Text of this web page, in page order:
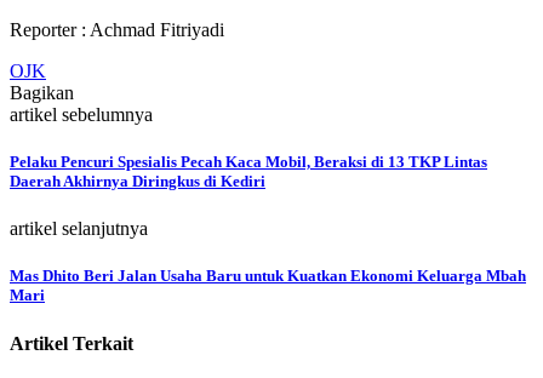
Reporter : Achmad Fitriyadi
OJK
Bagikan
artikel sebelumnya
Pelaku Pencuri Spesialis Pecah Kaca Mobil, Beraksi di 13 TKP Lintas
Daerah Akhirnya Diringkus di Kediri
artikel selanjutnya
Mas Dhito Beri Jalan Usaha Baru untuk Kuatkan Ekonomi Keluarga Mbah
Mari
Artikel Terkait